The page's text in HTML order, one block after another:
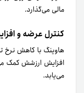
مالی می‌گذارد.
کنترل عرضه و
هاوینگ با کاهش نرخ
افزایش ارزشش کمک
می‌یابد.